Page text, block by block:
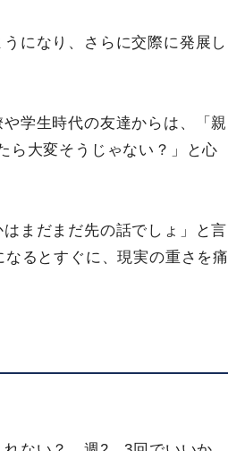
になり、さらに交際に発展し
学生時代の友達からは、「親
ら大変そうじゃない？」と心
まだまだ先の話でしょ」と言
るとすぐに、現実の重さを痛